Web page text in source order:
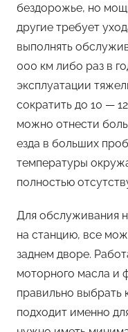
бездорожье, но
другие требует
выполнять
000 км либо раз в
эксплуатации
сократить до 10 —
можно отнести
езда в больших
температуры
полностью
Для обслуживания
на станцию, все
заднем дворе.
моторного масла и
правильно выбрать
подходит именно